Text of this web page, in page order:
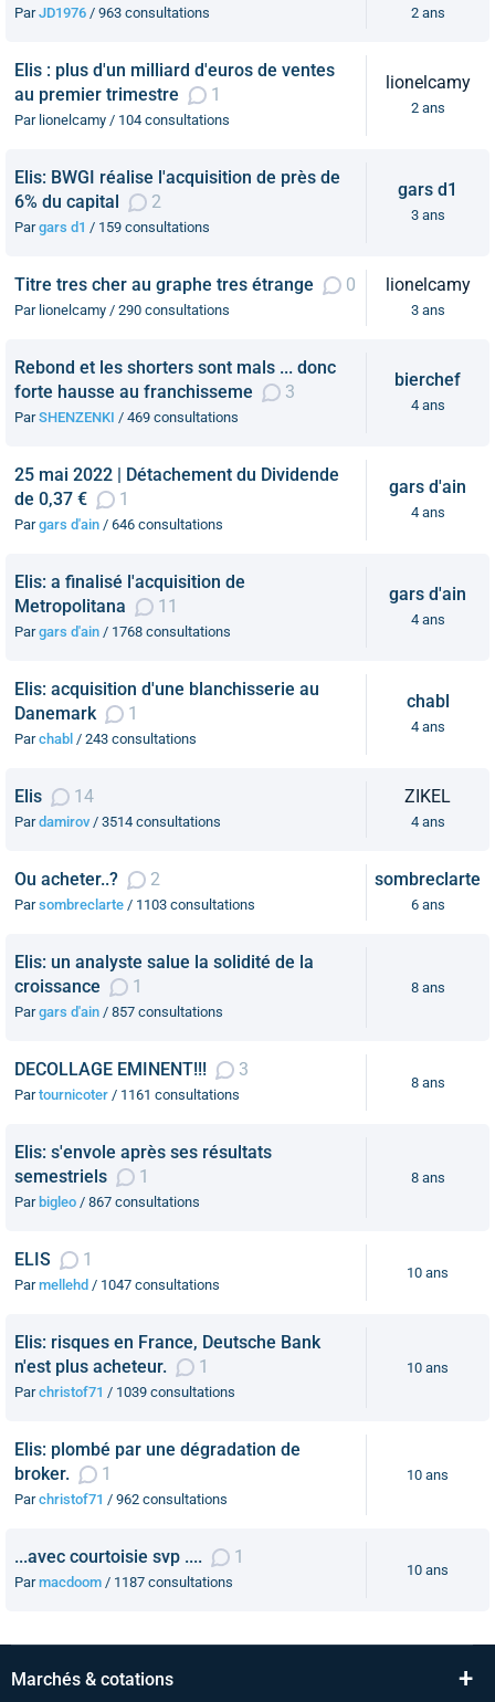
ParJD1976 / 963 consultations 2 ans
Elis : plus d'un milliard d'euros de ventes
au premier trimestre
1
Par lionelcamy / 104 consultations
lionelcamy
2 ans
Elis: BWGI réalise l'acquisition de près de
6% du capital
2
Pargars d1 / 159 consultations
gars d1
3 ans
Titre tres cher au graphe tres étrange 0
Par lionelcamy / 290 consultations
lionelcamy
3 ans
Rebond et les shorters sont mals ... donc
forte hausse au franchisseme
3
ParSHENZENKI / 469 consultations
bierchef
4 ans
25 mai 2022 | Détachement du Dividende
de 0,37 €
1
Pargars d'ain / 646 consultations
gars d'ain
4 ans
Elis: a finalisé l'acquisition de
Metropolitana
11
Pargars d'ain / 1768 consultations
gars d'ain
4 ans
Elis: acquisition d'une blanchisserie au
Danemark
1
Parchabl / 243 consultations
chabl
4 ans
Elis 14
Pardamirov/ 3514 consultations
ZIKEL
4 ans
Ou acheter..? 2
Parsombreclarte / 1103 consultations
sombreclarte
6 ans
Elis: un analyste salue la solidité de la
croissance
1
Pargars d'ain / 857 consultations
8 ans
DECOLLAGE EMINENT!!! 3
Partournicoter / 1161 consultations
8 ans
Elis: s'envole après ses résultats
semestriels
1
Par bigleo / 867 consultations
8 ans
ELIS 1
Parmellehd / 1047 consultations
10 ans
Elis: risques en France, Deutsche Bank
n'est plus acheteur.
1
Parchristof71 / 1039 consultations
10 ans
Elis: plombé par une dégradation de
broker.
1
Parchristof71 / 962 consultations
10 ans
...avec courtoisie svp .... 1
Parmacdoom / 1187 consultations
10 ans
Marchés & cotations +